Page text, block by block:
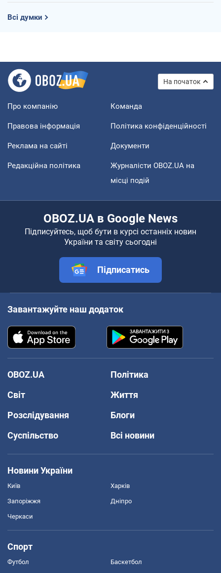
Всі думки
На початок
Про компанію Команда
Правова інформація Політика конфіденційності
Реклама на сайті Документи
Редакційна політика
Журналісти OBOZ.UA на
місці подій
OBOZ.UA в Google News
Підписуйтесь, щоб бути в курсі останніх новин
України та світу сьогодні
Підписатись
Завантажуйте наш додаток
OBOZ.UA
Політика
Світ
Життя
Розслідування
Блоги
Суспільство
Всі новини
Новини України
Київ Харків
Запоріжжя Дніпро
Черкаси
Спорт
Футбол Баскетбол